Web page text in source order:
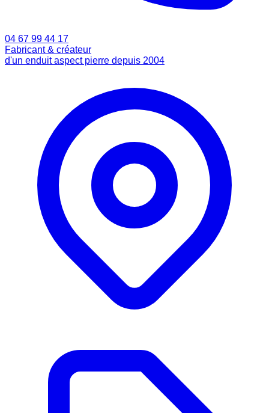
04 67 99 44 17
Fabricant & créateur
d'un enduit aspect pierre depuis 2004